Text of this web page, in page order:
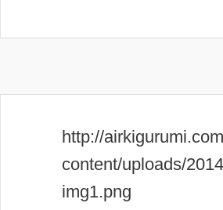
http://
content/uploads/
img1.png